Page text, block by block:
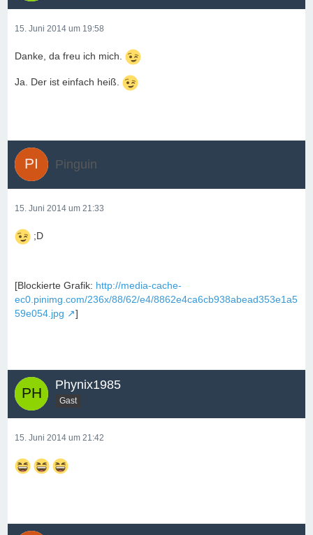
15. Juni 2014 um 19:58
Danke, da freu ich mich.
Ja. Der ist einfach heiß.
Pinguin
15. Juni 2014 um 21:33
;D
[Blockierte Grafik: http://media-cache-
ec0.pinimg.com/236x/88/62/e4/8862e4ca6cb938abead353e1a5
59e054.jpg
]
Phynix1985
Gast
15. Juni 2014 um 21:42